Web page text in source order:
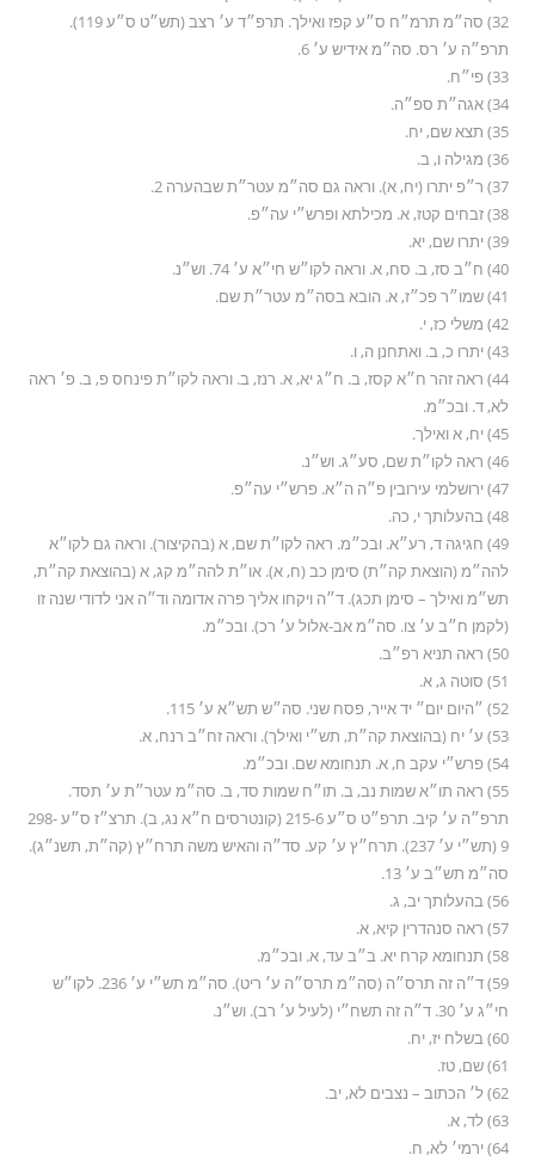
32) סה״מ תרמ״ח ס״ע קפז ואילך. תרפ״ד ע׳ רצב (תש״ט ס״ע 119).
תרפ״ה ע׳ רס. סה״מ אידיש ע׳ 6.
33) פי״ח.
34) אגה״ת ספ״ה.
35) תצא שם, יח.
36) מגילה ו, ב.
37) ר״פ יתרו (יח, א). וראה גם סה״מ עטר״ת שבהערה 2.
38) זבחים קטז, א. מכילתא ופרש״י עה״פ.
39) יתרו שם, יא.
40) ח״ב סז, ב. סח, א. וראה לקו״ש חי״א ע׳ 74. וש״נ.
41) שמו״ר פכ״ז, א. הובא בסה״מ עטר״ת שם.
42) משלי כז, י.
43) יתרו כ, ב. ואתחנן ה, ו.
44) ראה זהר ח״א קסז, ב. ח״ג יא, א. רנז, ב. וראה לקו״ת פינחס פ, ב. פ׳ ראה
לא, ד. ובכ״מ.
45) יח, א ואילך.
46) ראה לקו״ת שם, סע״ג. וש״נ.
47) ירושלמי עירובין פ״ה ה״א. פרש״י עה״פ.
48) בהעלותך י, כה.
49) חגיגה ד, רע״א. ובכ״מ. ראה לקו״ת שם, א (בהקיצור). וראה גם לקו״א
להה״מ (הוצאת קה״ת) סימן כב (ח, א). או״ת להה״מ קג, א (בהוצאת קה״ת,
תש״מ ואילך – סימן תכג). ד״ה ויקחו אליך פרה אדומה וד״ה אני לדודי שנה זו
(לקמן ח״ב ע׳ צו. סה״מ אב-אלול ע׳ רכ). ובכ״מ.
50) ראה תניא רפ״ב.
51) סוטה ג, א.
52) ״היום יום״ יד אייר, פסח שני. סה״ש תש״א ע׳ 115.
53) ע׳ יח (בהוצאת קה״ת, תש״י ואילך). וראה זח״ב רנח, א.
54) פרש״י עקב ח, א. תנחומא שם. ובכ״מ.
55) ראה תו״א שמות נב, ב. תו״ח שמות סד, ב. סה״מ עטר״ת ע׳ תסד.
תרפ״ה ע׳ קיב. תרפ״ט ס״ע 215-6 (קונטרסים ח״א נג, ב). תרצ״ז ס״ע 298-
9 (תש״י ע׳ 237). תרח״ץ ע׳ קע. סד״ה והאיש משה תרח״ץ (קה״ת, תשנ״ג).
סה״מ תש״ב ע׳ 13.
56) בהעלותך יב, ג.
57) ראה סנהדרין קיא, א.
58) תנחומא קרח יא. ב״ב עד, א. ובכ״מ.
59) ד״ה זה תרס״ה (סה״מ תרס״ה ע׳ ריט). סה״מ תש״י ע׳ 236. לקו״ש
חי״ג ע׳ 30. ד״ה זה תשח״י (לעיל ע׳ רב). וש״נ.
60) בשלח יז, יח.
61) שם, טז.
62) ל׳ הכתוב – נצבים לא, יב.
63) לד, א.
64) ירמי׳ לא, ח.